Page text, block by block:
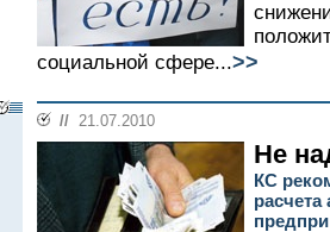
социальной сфере...>>
// 21.07.2010
Не
КС